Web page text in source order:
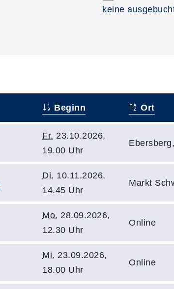
keine
Beginn Ort
Fr. 23.10.2026,
19.00 Uhr
Di. 10.11.2026,
14.45 Uhr
Markt
Mo. 28.09.2026,
12.30 Uhr
Online
Mi. 23.09.2026,
18.00 Uhr
Online